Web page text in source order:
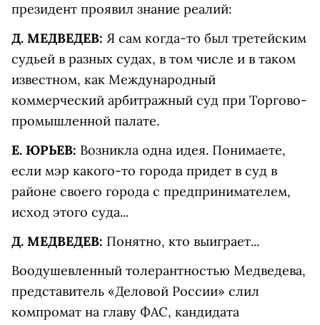
президент проявил знание реалий:
Д. МЕДВЕДЕВ: Я сам когда-то был третейским
судьей в разных судах, в том числе и в таком
известном, как Международный
коммерческий арбитражный суд при Торгово-
промышленной палате.
Е. ЮРЬЕВ: Возникла одна идея. Понимаете,
если мэр какого-то города придет в суд в
районе своего города с предпринимателем,
исход этого суда...
Д. МЕДВЕДЕВ: Понятно, кто выиграет...
Воодушевленный толерантностью Медведева,
представитель «Деловой России» слил
компромат на главу ФАС, кандидата